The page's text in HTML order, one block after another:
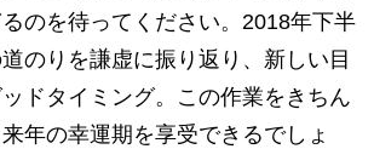
のを待ってください。2018年下半
のりを謙虚に振り返り、新しい目
ドタイミング。この作業をきちん
年の幸運期を享受できるでしょ